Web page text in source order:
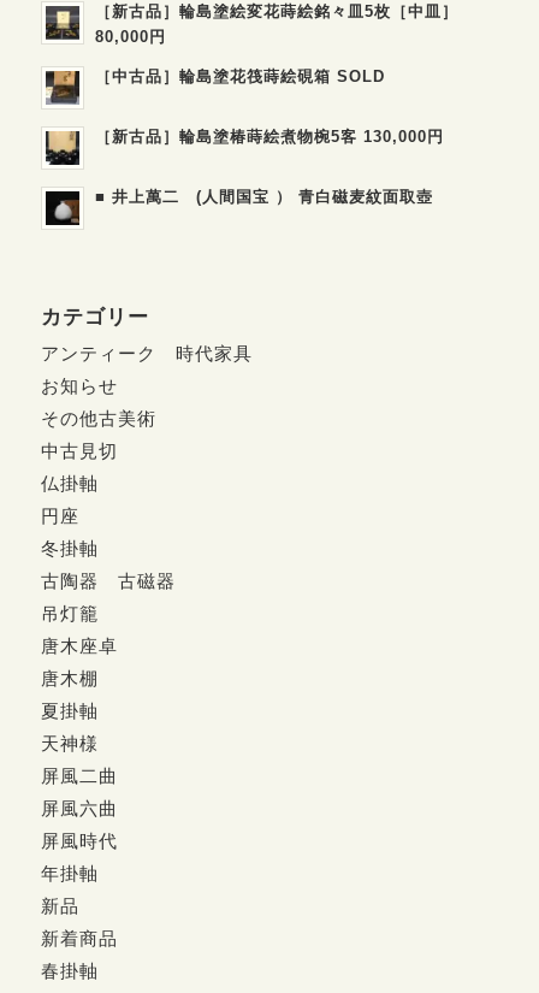
［新古品］輪島塗絵変花蒔絵銘々皿5枚［中皿］
80,000円
［中古品］輪島塗花筏蒔絵硯箱 SOLD
［新古品］輪島塗椿蒔絵煮物椀5客 130,000円
■ 井上萬二 (人間国宝 ） 青白磁麦紋面取壺
カテゴリー
アンティーク 時代家具
お知らせ
その他古美術
中古見切
仏掛軸
円座
冬掛軸
古陶器 古磁器
吊灯籠
唐木座卓
唐木棚
夏掛軸
天神様
屏風二曲
屏風六曲
屏風時代
年掛軸
新品
新着商品
春掛軸